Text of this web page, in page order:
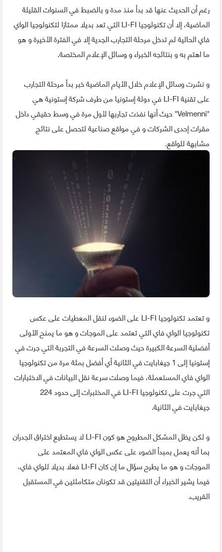
رغم أن الحديث عنها قد بدأ منذ مدة و بالضبط في السنوات القليلة
الماضية، إلا أن تكنولوجيا LI-FI التي تعد بديلا ممتازا لتكنولوجيا الواي
فاي الحالية لم تدخل مرحلة التجارب الجدية إلا في الفترة الأخيرة و هو
ما اهتم به و بنتائجه الخبراء و وسائل الإعلام المختصة.
و نشرت وسائل الإعلام خلال الأيام الماضية خبر بدأ مرحلة التجارب
على تقنية LI-FI في دولة إستونيا من طرف شركة إستونية هي
"Velmenni" حيث أنها نفذت تجاربها لأول مرة في وسط حقيقي داخل
مقرات إحدى الشركات و في مواقع صناعية لتحصل على نتائج
مشابهة للواقع.
و تعتمد تكنولوجيا LI-FI على الضوء لنقل المعطيات على عكس
تكنولوجيا الواي فاي التي تعتمد على الموجات و هو ما يمنح الأولى
أفضلية السرعة الكبيرة حيث وصلت السرعة في التجربة التي جرت في
إستونيا إلى 1 جيغابايت في الثانية أي أفضل بمئة مرة من تكنولوجيا
الواي فاي المستعملة، فيما وصلت سرعة نقل البيانات في الاختبارات
التي جرت على تكنولوجيا LI-FI في المختبرات إلى حدود 224
جيغابايت في الثانية.
و لكن يظل المشكل المطروح هو كون LI-FI لا يستطيع اختراق الجدران
بما أنه يعمل بمبدأ الضوء على عكس الواي فاي المعتمد على
الموجات و هو ما يطرح سؤال ما إن كان LI-FI فعلا بديلا للواي فاي،
فيما يشير الخبراء أن التقنيتين قد تكونان متكاملتين في المستقبل
القريب.